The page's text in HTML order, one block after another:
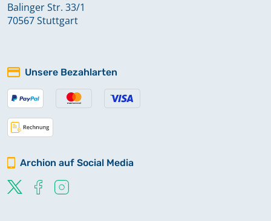
Balinger Str. 33/1
70567 Stuttgart
Unsere Bezahlarten
Archion auf Social Media